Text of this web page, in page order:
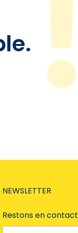
NEWSLETTER
Restons en contact